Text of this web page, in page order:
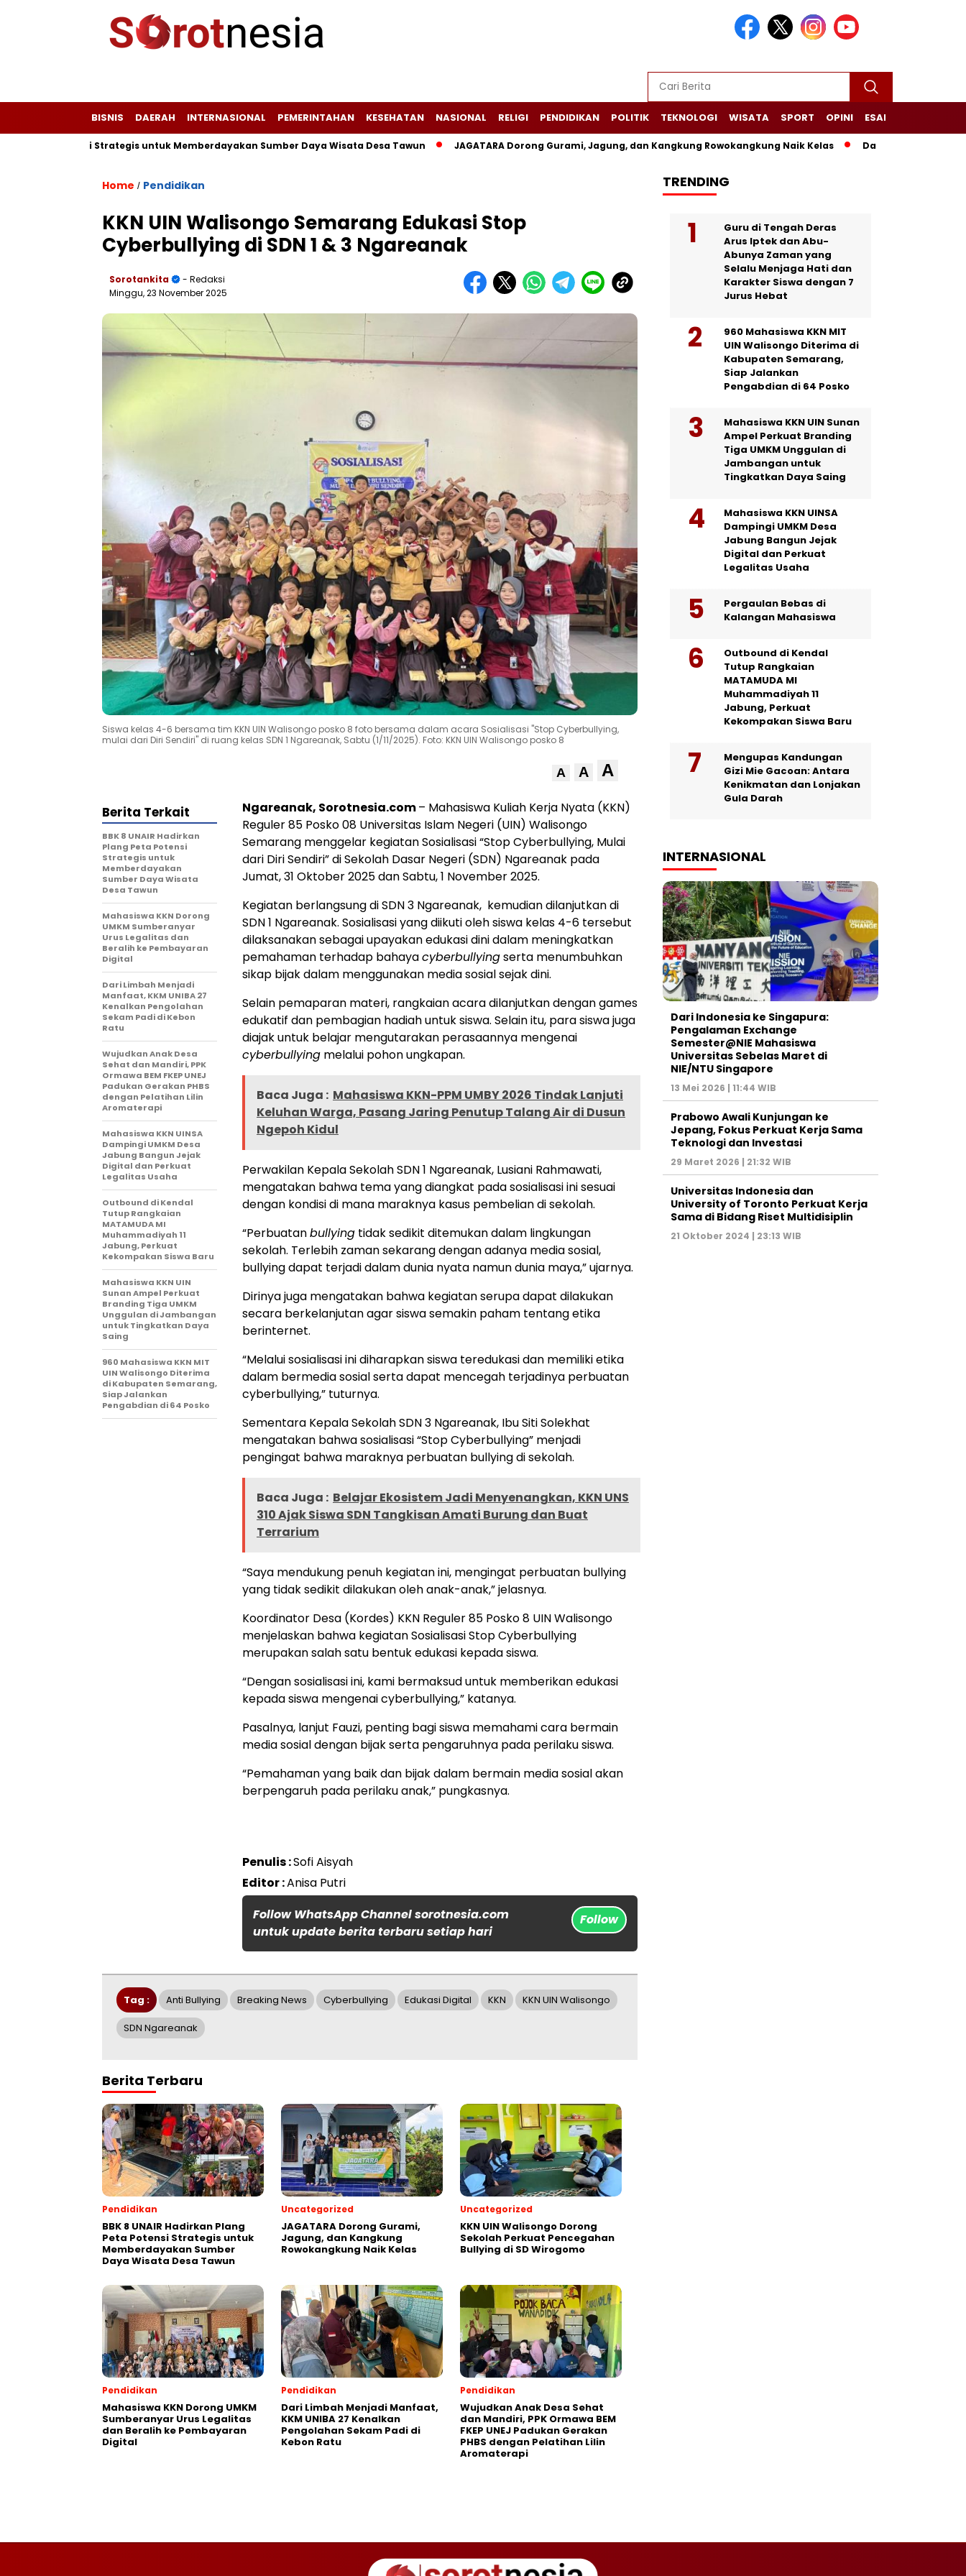
BISNIS DAERAH INTERNASIONAL PEMERINTAHAN KESEHATAN NASIONAL RELIGI PENDIDIKAN POLITIK TEKNOLOGI WISATA SPORT OPINI ESAI
Potensi Strategis untuk Memberdayakan Sumber Daya Wisata Desa Tawun JAGATARA Dorong Gurami, Jagung, dan Kangkung Rowokangkung Naik Kelas Dari Limbah Menjadi
Home / Pendidikan
KKN UIN Walisongo Semarang Edukasi Stop
Cyberbullying di SDN 1 & 3 Ngareanak
Sorotankita
- Redaksi
Minggu, 23 November 2025
Siswa kelas 4-6 bersama tim KKN UIN Walisongo posko 8 foto bersama dalam acara Sosialisasi "Stop Cyberbullying,
mulai dari Diri Sendiri" di ruang kelas SDN 1 Ngareanak, Sabtu (1/11/2025). Foto: KKN UIN Walisongo posko 8
A A A
Ngareanak, Sorotnesia.com– Mahasiswa Kuliah Kerja Nyata (KKN)
Reguler 85 Posko 08 Universitas Islam Negeri (UIN) Walisongo
Semarang menggelar kegiatan Sosialisasi “Stop Cyberbullying, Mulai
dari Diri Sendiri” di Sekolah Dasar Negeri (SDN) Ngareanak pada
Jumat, 31 Oktober 2025 dan Sabtu, 1 November 2025.
Kegiatan berlangsung di SDN 3 Ngareanak, kemudian dilanjutkan di
SDN 1 Ngareanak. Sosialisasi yang diikuti oleh siswa kelas 4-6 tersebut
dilaksanakan sebagai upayakan edukasi dini dalam meningkatkan
pemahaman terhadap bahayacyberbullyingserta menumbuhkan
sikap bijak dalam menggunakan media sosial sejak dini.
Selain pemaparan materi, rangkaian acara dilanjutkan dengan games
edukatif dan pembagian hadiah untuk siswa. Selain itu, para siswa juga
diajak untuk belajar mengutarakan perasaannya mengenai
cyberbullying melalui pohon ungkapan.
Baca Juga : Mahasiswa KKN-PPM UMBY 2026 Tindak Lanjuti
Keluhan Warga, Pasang Jaring Penutup Talang Air di Dusun
Ngepoh Kidul
Perwakilan Kepala Sekolah SDN 1 Ngareanak, Lusiani Rahmawati,
mengatakan bahwa tema yang diangkat pada sosialisasi ini sesuai
dengan kondisi di mana maraknya kasus pembelian di sekolah.
“Perbuatanbullying tidak sedikit ditemukan dalam lingkungan
sekolah. Terlebih zaman sekarang dengan adanya media sosial,
bullying dapat terjadi dalam dunia nyata namun dunia maya,” ujarnya.
Dirinya juga mengatakan bahwa kegiatan serupa dapat dilakukan
secara berkelanjutan agar siswa semakin paham tentang etika
berinternet.
“Melalui sosialisasi ini diharapkan siswa teredukasi dan memiliki etika
dalam bermedia sosial serta dapat mencegah terjadinya perbuatan
cyberbullying,” tuturnya.
Sementara Kepala Sekolah SDN 3 Ngareanak, Ibu Siti Solekhat
mengatakan bahwa sosialisasi “Stop Cyberbullying” menjadi
pengingat bahwa maraknya perbuatan bullying di sekolah.
Baca Juga : Belajar Ekosistem Jadi Menyenangkan, KKN UNS
310 Ajak Siswa SDN Tangkisan Amati Burung dan Buat
Terrarium
“Saya mendukung penuh kegiatan ini, mengingat perbuatan bullying
yang tidak sedikit dilakukan oleh anak-anak,” jelasnya.
Koordinator Desa (Kordes) KKN Reguler 85 Posko 8 UIN Walisongo
menjelaskan bahwa kegiatan Sosialisasi Stop Cyberbullying
merupakan salah satu bentuk edukasi kepada siswa.
“Dengan sosialisasi ini, kami bermaksud untuk memberikan edukasi
kepada siswa mengenai cyberbullying,” katanya.
Pasalnya, lanjut Fauzi, penting bagi siswa memahami cara bermain
media sosial dengan bijak serta pengaruhnya pada perilaku siswa.
“Pemahaman yang baik dan bijak dalam bermain media sosial akan
berpengaruh pada perilaku anak,” pungkasnya.
Penulis :Sofi Aisyah
Editor :Anisa Putri
Follow WhatsApp Channel sorotnesia.com
untuk update berita terbaru setiap hari
Follow
Berita Terkait
BBK 8 UNAIR Hadirkan
Plang Peta Potensi
Strategis untuk
Memberdayakan
Sumber Daya Wisata
Desa Tawun
Mahasiswa KKN Dorong
UMKM Sumberanyar
Urus Legalitas dan
Beralih ke Pembayaran
Digital
Dari Limbah Menjadi
Manfaat, KKM UNIBA 27
Kenalkan Pengolahan
Sekam Padi di Kebon
Ratu
Wujudkan Anak Desa
Sehat dan Mandiri, PPK
Ormawa BEM FKEP UNEJ
Padukan Gerakan PHBS
dengan Pelatihan Lilin
Aromaterapi
Mahasiswa KKN UINSA
Dampingi UMKM Desa
Jabung Bangun Jejak
Digital dan Perkuat
Legalitas Usaha
Outbound di Kendal
Tutup Rangkaian
MATAMUDA MI
Muhammadiyah 11
Jabung, Perkuat
Kekompakan Siswa Baru
Mahasiswa KKN UIN
Sunan Ampel Perkuat
Branding Tiga UMKM
Unggulan di Jambangan
untuk Tingkatkan Daya
Saing
960 Mahasiswa KKN MIT
UIN Walisongo Diterima
di Kabupaten Semarang,
Siap Jalankan
Pengabdian di 64 Posko
Tag : Anti Bullying Breaking News Cyberbullying Edukasi Digital KKN KKN UIN Walisongo
SDN Ngareanak
Berita Terbaru
Pendidikan
BBK 8 UNAIR Hadirkan Plang
Peta Potensi Strategis untuk
Memberdayakan Sumber
Daya Wisata Desa Tawun
Uncategorized
JAGATARA Dorong Gurami,
Jagung, dan Kangkung
Rowokangkung Naik Kelas
Uncategorized
KKN UIN Walisongo Dorong
Sekolah Perkuat Pencegahan
Bullying di SD Wirogomo
Pendidikan
Mahasiswa KKN Dorong UMKM
Sumberanyar Urus Legalitas
dan Beralih ke Pembayaran
Digital
Pendidikan
Dari Limbah Menjadi Manfaat,
KKM UNIBA 27 Kenalkan
Pengolahan Sekam Padi di
Kebon Ratu
Pendidikan
Wujudkan Anak Desa Sehat
dan Mandiri, PPK Ormawa BEM
FKEP UNEJ Padukan Gerakan
PHBS dengan Pelatihan Lilin
Aromaterapi
TRENDING
Guru di Tengah Deras
Arus Iptek dan Abu-
Abunya Zaman yang
Selalu Menjaga Hati dan
Karakter Siswa dengan 7
Jurus Hebat
960 Mahasiswa KKN MIT
UIN Walisongo Diterima di
Kabupaten Semarang,
Siap Jalankan
Pengabdian di 64 Posko
Mahasiswa KKN UIN Sunan
Ampel Perkuat Branding
Tiga UMKM Unggulan di
Jambangan untuk
Tingkatkan Daya Saing
Mahasiswa KKN UINSA
Dampingi UMKM Desa
Jabung Bangun Jejak
Digital dan Perkuat
Legalitas Usaha
Pergaulan Bebas di
Kalangan Mahasiswa
Outbound di Kendal
Tutup Rangkaian
MATAMUDA MI
Muhammadiyah 11
Jabung, Perkuat
Kekompakan Siswa Baru
Mengupas Kandungan
Gizi Mie Gacoan: Antara
Kenikmatan dan Lonjakan
Gula Darah
INTERNASIONAL
Dari Indonesia ke Singapura:
Pengalaman Exchange
Semester@NIE Mahasiswa
Universitas Sebelas Maret di
NIE/NTU Singapore
13 Mei 2026 | 11:44 WIB
Prabowo Awali Kunjungan ke
Jepang, Fokus Perkuat Kerja Sama
Teknologi dan Investasi
29 Maret 2026 | 21:32 WIB
Universitas Indonesia dan
University of Toronto Perkuat Kerja
Sama di Bidang Riset Multidisiplin
21 Oktober 2024 | 23:13 WIB